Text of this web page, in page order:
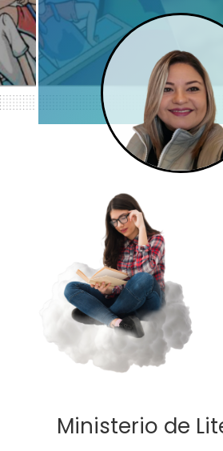
Ministerio de